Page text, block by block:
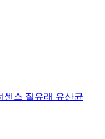
센스 질유래 유산균